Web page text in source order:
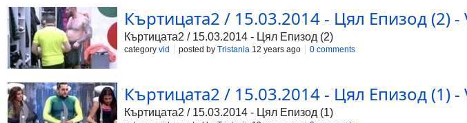
Къртицата2 / 15.03.2014 - Цял Епизод (2)
Къртицата2 / 15.03.2014 - Цял Епизод (2)
category vid posted by Tristania 12 years ago 0 comments
Къртицата2 / 15.03.2014 - Цял Епизод (1)
Къртицата2 / 15.03.2014 - Цял Епизод (1)